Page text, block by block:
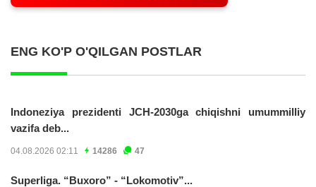
ENG KO'P O'QILGAN POSTLAR
Indoneziya prezidenti JCH-2030ga chiqishni umummilliy
vazifa deb...
04.08.2026 02:11 14286 47
Superliga. “Buxoro” - “Lokomotiv”...